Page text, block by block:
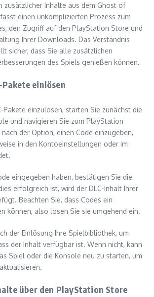
zusätzlicher Inhalte aus dem Ghost of
einen unkomplizierten Prozess zum
den Zugriff auf den PlayStation Store und
Ihrer Downloads. Das Verständnis
sicher, dass Sie alle zusätzlichen
des Spiels genießen können.
Pakete einlösen
Pakete einzulösen, starten Sie zunächst die
und navigieren Sie zum PlayStation
der Option, einen Code einzugeben,
in den Kontoeinstellungen oder im
eingegeben haben, bestätigen Sie die
erfolgreich ist, wird der DLC-Inhalt Ihrer
Beachten Sie, dass Codes ein
können, also lösen Sie sie umgehend ein.
der Einlösung Ihre Spielbibliothek, um
der Inhalt verfügbar ist. Wenn nicht, kann
Spiel oder die Konsole neu zu starten, um
über den PlayStation Store